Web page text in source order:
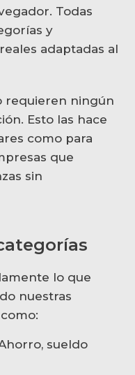
Todas
y
adaptadas al
requieren ningún
Esto las hace
como para
que
sin
lo que
nuestras
sueldo